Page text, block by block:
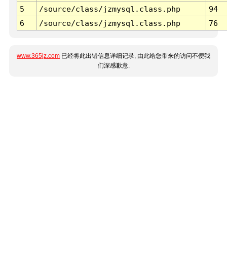
5
/source/class/jzmysql.class.php
94
6
/source/class/jzmysql.class.php 76
www.365jz.com 已经将此出错信息详细记录, 由此给您带来的访问不便我
们深感歉意.